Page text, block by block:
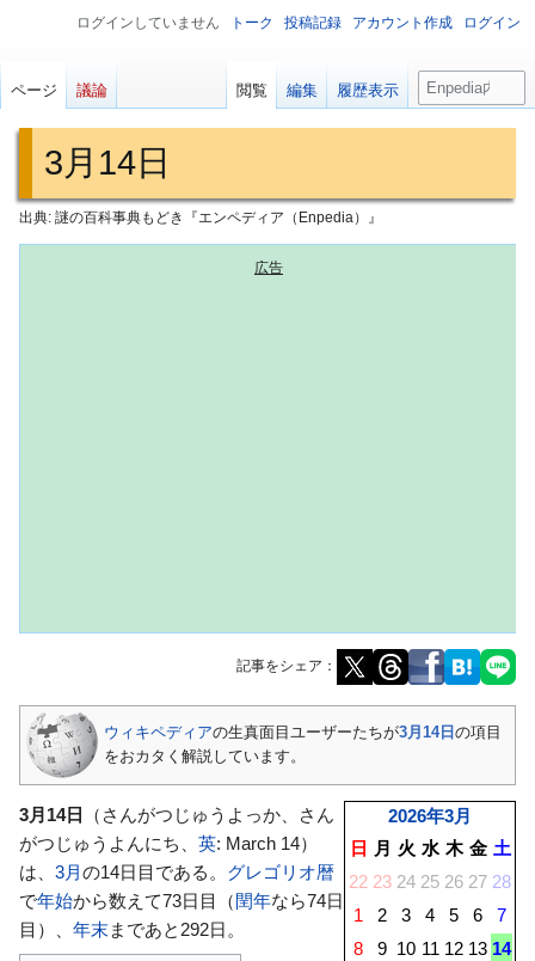
3月14日
出典: 謎の百科事典もどき『エンペディア（Enpedia）』
記事をシェア：
ビ
ー
シ
ョ
ン
に
索
移
動
ウィキペディアの生真面目ユーザーたちが3月14日 の項目
をおカタく解説しています。
2026年3月
日
月 火 水 木 金 土
22 23 24 25 26 27 28
1
2 3 4 5 6
7
8
9 10 11 12 13 14
3月14日
（さんがつじゅうよっか、さん
がつじゅうよんにち、 英: March 14）
は、 3月の14日目である。 グレゴリオ暦
で年始から数えて73日目（閏年なら74日
目）、 年末 まであと292日。
ログインしていません トーク 投稿記録 アカウント作成 ログイン
ページ 議論 閲覧 編集 履歴表示
検
索